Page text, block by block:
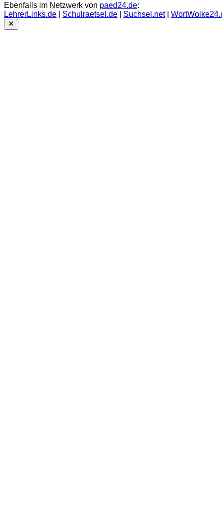
Ebenfalls im Netzwerk von paed24.de:
LehrerLinks.de
Schulraetsel.de Suchsel.net|
Close